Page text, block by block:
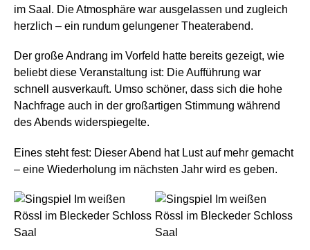
im Saal. Die Atmosphäre war ausgelassen und zugleich
herzlich – ein rundum gelungener Theaterabend.
Der große Andrang im Vorfeld hatte bereits gezeigt, wie
beliebt diese Veranstaltung ist: Die Aufführung war
schnell ausverkauft. Umso schöner, dass sich die hohe
Nachfrage auch in der großartigen Stimmung während
des Abends widerspiegelte.
Eines steht fest: Dieser Abend hat Lust auf mehr gemacht
– eine Wiederholung im nächsten Jahr wird es geben.